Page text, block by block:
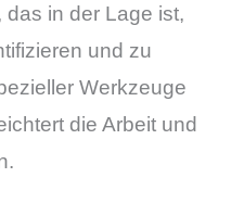
in der Lage ist,
und zu
Werkzeuge
die Arbeit und